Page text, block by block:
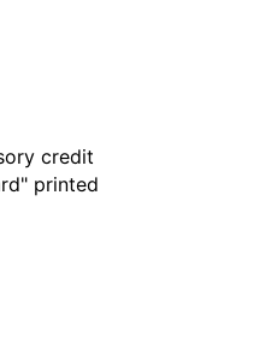
credit
printed